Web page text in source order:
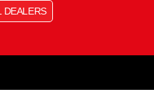
DEALERS